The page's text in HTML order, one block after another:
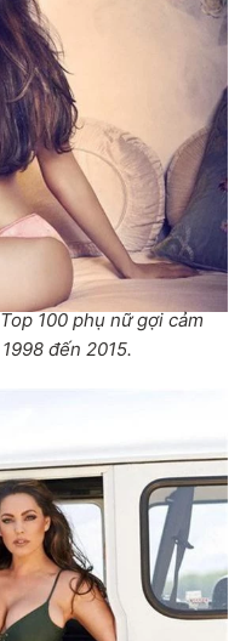
100 phụ nữ gợi cảm
đến 2015.